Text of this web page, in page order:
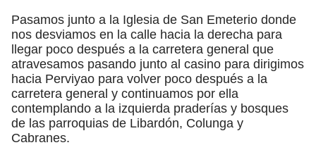
Pasamos junto a la Iglesia de San Emeterio donde
nos desviamos en la calle hacia la derecha para
llegar poco después a la carretera general que
atravesamos pasando junto al casino para dirigimos
hacia Perviyao para volver poco después a la
carretera general y continuamos por ella
contemplando a la izquierda praderías y bosques
de las parroquias de Libardón, Colunga y
Cabranes.